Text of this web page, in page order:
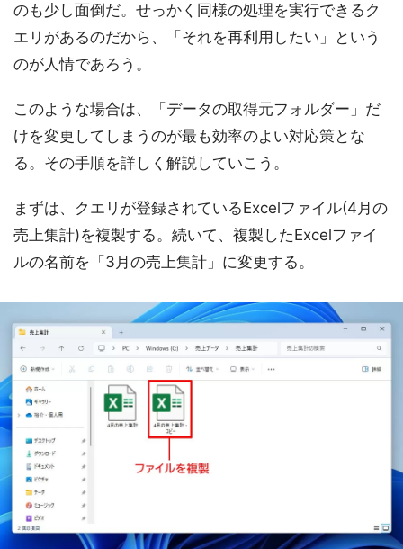
のも少し面倒だ。せっかく同様の処理を実行できるク
エリがあるのだから、「それを再利用したい」という
のが人情であろう。
このような場合は、「データの取得元フォルダー」だ
けを変更してしまうのが最も効率のよい対応策とな
る。その手順を詳しく解説していこう。
まずは、クエリが登録されているExcelファイル(4月の
売上集計)を複製する。続いて、複製したExcelファイ
ルの名前を「3月の売上集計」に変更する。